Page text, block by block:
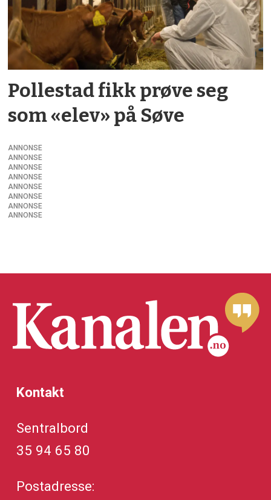
Pollestad fikk prøve seg
som «elev» på Søve
ANNONSE
ANNONSE
ANNONSE
ANNONSE
ANNONSE
ANNONSE
ANNONSE
ANNONSE
Kontakt
Sentralbord
35 94 65 80
Postadresse: